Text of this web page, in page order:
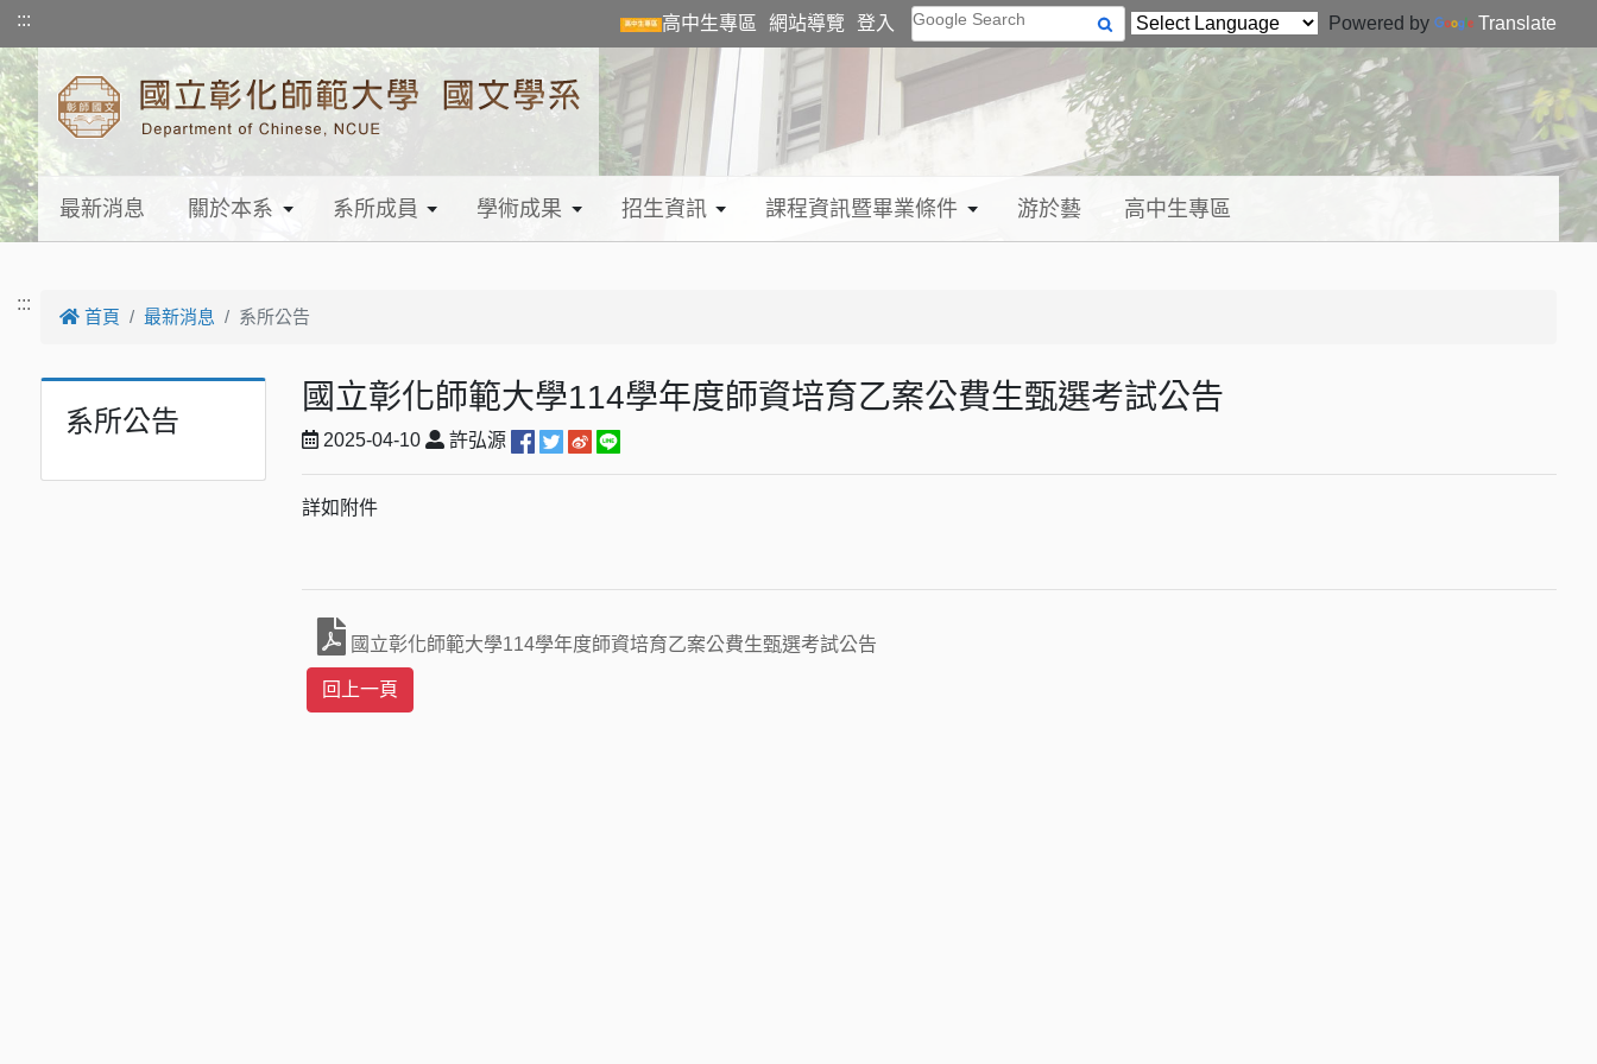
跳到主要內容
::: 高中生專區 網站導覽 登入 Google Search Powered by Translate
最新消息 關於本系 系所成員 學術成果 招生資訊 課程資訊暨畢業條件 游於藝 高中生專區
:::
首頁 最新消息 系所公告
系所公告
國立彰化師範大學114學年度師資培育乙案公費生甄選考試公告
2025-04-10 許弘源
詳如附件
國立彰化師範大學114學年度師資培育乙案公費生甄選考試公告